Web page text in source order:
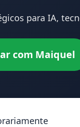
para IA,
com Maiquel